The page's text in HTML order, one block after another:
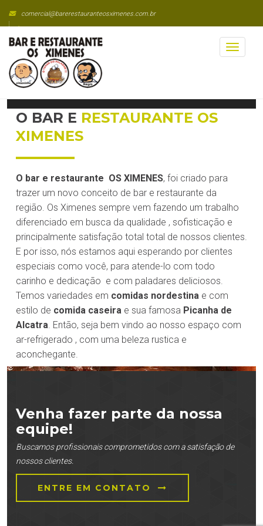
to
content
comercial@barerestauranteosximenes.com.br
Toggle
QUEM SOMOS
O BAR E RESTAURANTE OS
XIMENES
O bar e restaurante OS XIMENES, foi criado para
trazer um novo conceito de bar e restaurante da
região. Os Ximenes sempre vem fazendo um trabalho
diferenciado em busca da qualidade , sofisticação e
principalmente satisfação total total de nossos clientes.
E por isso, nós estamos aqui esperando por clientes
especiais como você, para atende-lo com todo
carinho e dedicação e com paladares deliciosos.
Temos variedades em comidas nordestina e com
estilo de comida caseira e sua famosa Picanha de
Alcatra. Então, seja bem vindo ao nosso espaço com
ar-refrigerado , com uma beleza rustica e
aconchegante.
Venha fazer parte da nossa
equipe!
Buscamos profissionais comprometidos com a satisfação de
nossos clientes.
ENTRE EM CONTATO